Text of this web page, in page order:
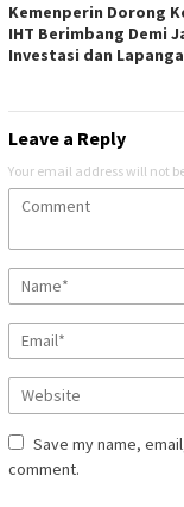
Kemenperin Dorong
IHT Berimbang Demi
Investasi dan
Leave a Reply
Your email address will not
Save my name,
comment.